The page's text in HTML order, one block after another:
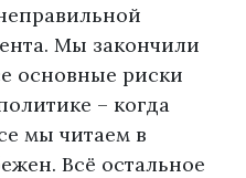
Мы закончили
основные риски
– когда
мы читаем в
Всё остальное